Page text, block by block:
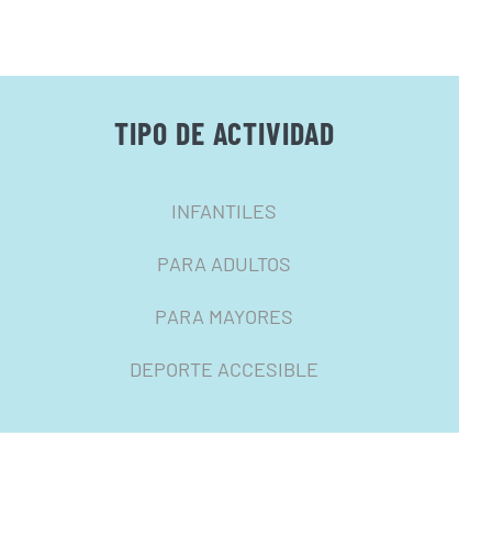
TIPO DE ACTIVIDAD
INFANTILES
PARA ADULTOS
PARA MAYORES
DEPORTE ACCESIBLE